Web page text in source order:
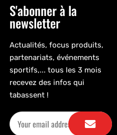
S'abonner à la
newsletter
Actualités, focus produits,
partenariats, événements
sportifs,... tous les 3 mois
recevez des infos qui
tabassent !